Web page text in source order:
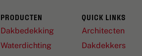
PRODUCTEN
Dakbedekking
Waterdichting
QUICK LINKS
Architecten
Dakdekkers